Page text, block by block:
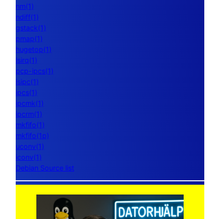
nm(1)
ndiff(1)
gstack(1)
pmap(1)
hugetop(1)
lsirq(1)
pcp-ipcs(1)
lsipc(1)
ipcs(1)
ipcmk(1)
ipcrm(1)
mkfifo(1)
mkfifo(1p)
uconv(1)
iconv(1)
Debian Source list